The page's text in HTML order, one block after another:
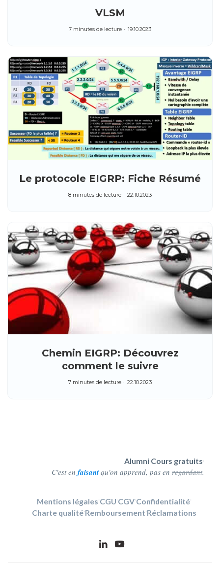
VLSM
7 minutes de lecture 19.10.2023
Le protocole EIGRP: Fiche Résumé
8 minutes de lecture 22.10.2023
Chemin EIGRP: Découvrez
comment le suivre
7 minutes de lecture 22.10.2023
Alumni·Cours gratuits·
C'est en faisantqu'on apprend, pas en regardant.
Mentions légales·CGU·CGV·Confidentialité·
Charte qualité·Remboursement·Réclamations